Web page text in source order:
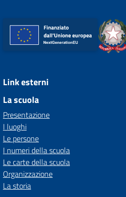
Link esterni
La scuola
Presentazione
I luoghi
Le persone
I numeri della scuola
Le carte della scuola
Organizzazione
La storia